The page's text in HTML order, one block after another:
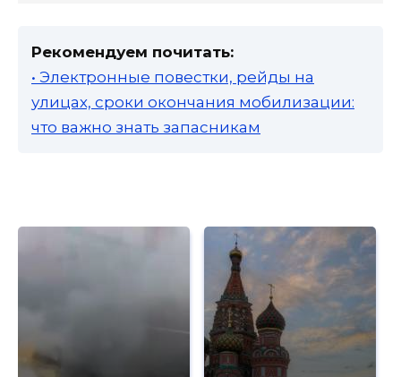
Рекомендуем почитать:
• Электронные повестки, рейды на
улицах, сроки окончания мобилизации:
что важно знать запасникам